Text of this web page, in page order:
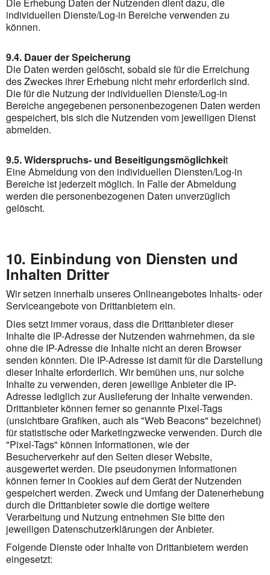
individuellen Dienste/Log-in Bereiche verwenden zu
können.
9.4. Dauer der Speicherung
Die Daten werden gelöscht, sobald sie für die Erreichung
des Zweckes ihrer Erhebung nicht mehr erforderlich sind.
Die für die Nutzung der individuellen Dienste/Log-in
Bereiche angegebenen personenbezogenen Daten werden
gespeichert, bis sich die Nutzenden vom jeweiligen Dienst
abmelden.
9.5. Widerspruchs- und Beseitigungsmöglichkeit
Eine Abmeldung von den individuellen Diensten/Log-in
Bereiche ist jederzeit möglich. In Falle der Abmeldung
werden die personenbezogenen Daten unverzüglich
gelöscht.
10. Einbindung von Diensten und
Inhalten Dritter
Wir setzen innerhalb unseres Onlineangebotes Inhalts- oder
Serviceangebote von Drittanbietern ein.
Dies setzt immer voraus, dass die Drittanbieter dieser
Inhalte die IP-Adresse der Nutzenden wahrnehmen, da sie
ohne die IP-Adresse die Inhalte nicht an deren Browser
senden könnten. Die IP-Adresse ist damit für die Darstellung
dieser Inhalte erforderlich. Wir bemühen uns, nur solche
Inhalte zu verwenden, deren jeweilige Anbieter die IP-
Adresse lediglich zur Auslieferung der Inhalte verwenden.
Drittanbieter können ferner so genannte Pixel-Tags
(unsichtbare Grafiken, auch als "Web Beacons" bezeichnet)
für statistische oder Marketingzwecke verwenden. Durch die
"Pixel-Tags" können Informationen, wie der
Besucherverkehr auf den Seiten dieser Website,
ausgewertet werden. Die pseudonymen Informationen
können ferner in Cookies auf dem Gerät der Nutzenden
gespeichert werden. Zweck und Umfang der Datenerhebung
durch die Drittanbieter sowie die dortige weitere
Verarbeitung und Nutzung entnehmen Sie bitte den
jeweiligen Datenschutzerklärungen der Anbieter.
Folgende Dienste oder Inhalte von Drittanbietern werden
eingesetzt: